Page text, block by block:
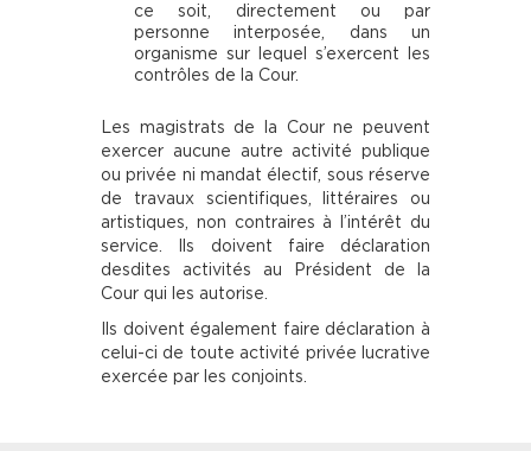
ce soit, directement ou par
personne interposée, dans un
organisme sur lequel s’exercent les
contrôles de la Cour.
Les magistrats de la Cour ne peuvent
exercer aucune autre activité publique
ou privée ni mandat électif, sous réserve
de travaux scientifiques, littéraires ou
artistiques, non contraires à l’intérêt du
service. Ils doivent faire déclaration
desdites activités au Président de la
Cour qui les autorise.
Ils doivent également faire déclaration à
celui-ci de toute activité privée lucrative
exercée par les conjoints.